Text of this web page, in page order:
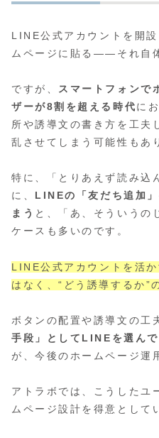
LINE公式アカウントを開
ムページに貼る――それ自
ですが、 スマートフォンで
ザーが8割を超える時代に
所や誘導文の書き方を工夫
乱させてしまう可能性もあ
特に、「とりあえず読み込
に、 LINEの「友だち追加
まう と、「あ、そういうの
ケースも多いのです。
LINE公式アカウントを活
はなく、“どう誘導するか”
ボタンの配置や誘導文の工
手段」としてLINEを選ん
が、今後のホームページ運
アトラボでは、こうしたユ
ムページ設計を得意として